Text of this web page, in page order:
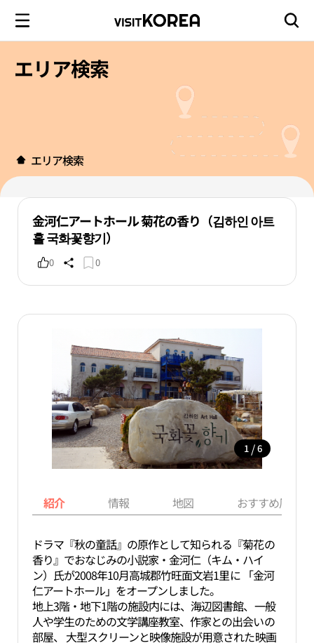
エリア検索
エリア検索
金河仁アートホール 菊花の香り（김하인 아트
홀 국화꽃향기）
0 0
1 / 6
紹介 情報 地図 おすすめ周辺
ドラマ『秋の童話』の原作として知られる『菊花の
香り』でおなじみの小説家・金河仁（キム・ハイ
ン）氏が2008年10月高城郡竹旺面文岩1里に 「金河
仁アートホール」をオープンしました。
地上3階・地下1階の施設内には、海辺図書館、一般
人や学生のための文学講座教室、作家との出会いの
部屋、 大型スクリーンと映像施設が用意された映画